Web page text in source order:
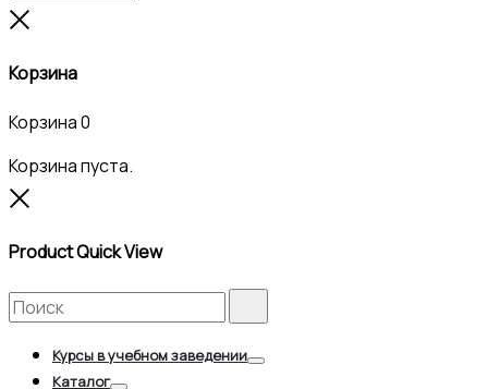
Корзина
Корзина0
Корзина пуста.
Product Quick View
Search
for:
Курсы в учебном заведении
Каталог